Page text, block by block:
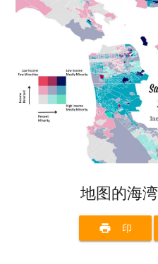
地图的海
print 印